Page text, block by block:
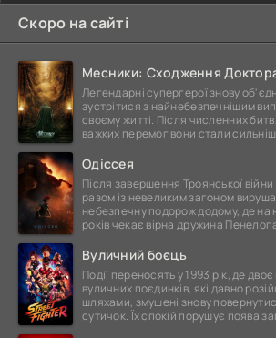
Скоро на сайті
Месники: Сходження
Легендарні супергерої знову
зустрітися з найнебезпечнішим
своєму житті. Після численних
важких перемог вони стали
Одіссея
Після завершення Троянської
разом із невеликим загоном
небезпечну подорож додому, де на
років чекає вірна дружина
Вуличний боєць
Події переносять у 1993 рік, де двоє
вуличних поєдинків, які давно
шляхами, змушені знову
сутичок. Їх спокій порушує поява